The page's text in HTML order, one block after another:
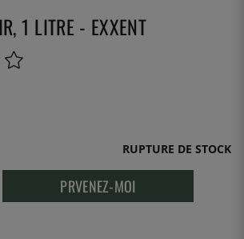
1 LITRE - EXXENT
RUPTURE DE STOCK
PRVENEZ-MOI